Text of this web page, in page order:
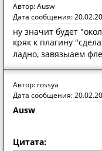
Автор: Ausw
Дата сообщения:
ну значит будет
кряк к плагину
ладно, завязыаем
Автор: rossya
Дата сообщения:
Ausw
Цитата: